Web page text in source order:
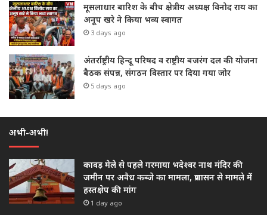
मूसलाधार बारिश के बीच क्षेत्रीय अध्यक्ष विनोद राय का
अनूप खरे ने किया भव्य स्वागत
3 days ago
अंतर्राष्ट्रीय हिन्दू परिषद व राष्ट्रीय बजरंग दल की योजना
बैठक संपन्न, संगठन विस्तार पर दिया गया जोर
5 days ago
अभी-अभी!
कावड़ मेले से पहले गरमाया भदेश्वर नाथ मंदिर की
जमीन पर अवैध कब्जे का मामला, प्रशासन से मामले में
हस्तक्षेप की मांग
1 day ago